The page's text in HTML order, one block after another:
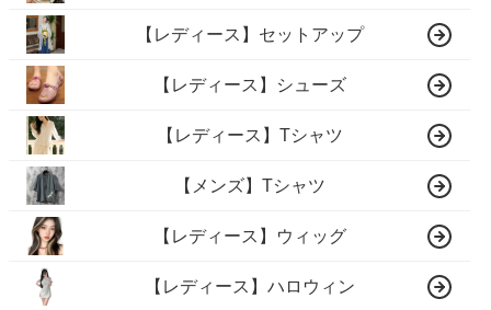
【レディース】セットアップ
【レディース】シューズ
【レディース】Tシャツ
【メンズ】Tシャツ
【レディース】ウィッグ
【レディース】ハロウィン